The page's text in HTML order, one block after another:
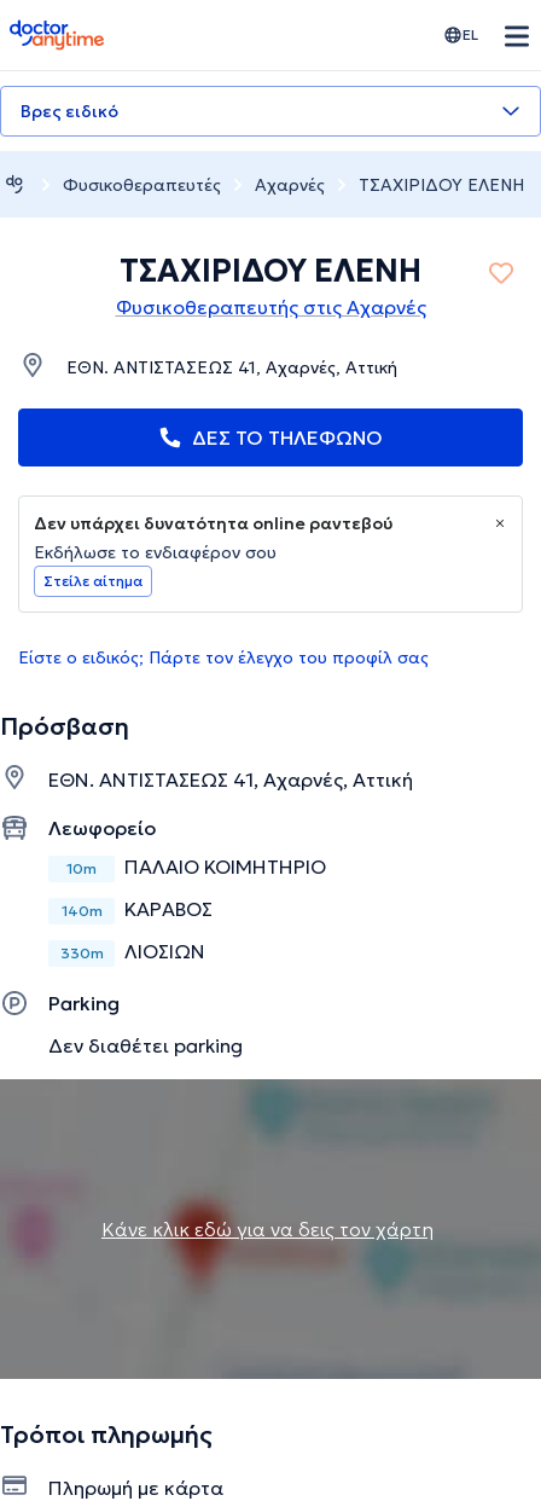
doctoranytime EL
Βρες ειδικό
Φυσικοθεραπευτές Αχαρνές ΤΣΑΧΙΡΙΔΟΥ ΕΛΕΝΗ
ΤΣΑΧΙΡΙΔΟΥ ΕΛΕΝΗ
Φυσικοθεραπευτής στις Αχαρνές
ΕΘΝ. ΑΝΤΙΣΤΑΣΕΩΣ 41, Αχαρνές, Αττική
ΔΕΣ ΤΟ ΤΗΛΕΦΩΝΟ
Δεν υπάρχει δυνατότητα online ραντεβού
Εκδήλωσε το ενδιαφέρον σου
Στείλε αίτημα
Είστε ο ειδικός; Πάρτε τον έλεγχο του προφίλ σας
Πρόσβαση
ΕΘΝ. ΑΝΤΙΣΤΑΣΕΩΣ 41, Αχαρνές, Αττική
Λεωφορείο
10m ΠΑΛΑΙΟ ΚΟΙΜΗΤΗΡΙΟ
140m ΚΑΡΑΒΟΣ
330m ΛΙΟΣΙΩΝ
Parking
Δεν διαθέτει parking
Κάνε κλικ εδώ για να δεις τον χάρτη
Τρόποι πληρωμής
Πληρωμή με κάρτα